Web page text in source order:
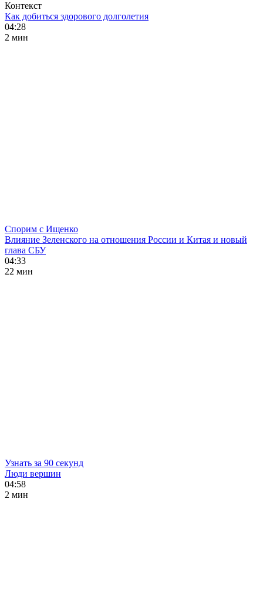
Контекст
Как добиться здорового долголетия
04:28
2 мин
Спорим с Ищенко
Влияние Зеленского на отношения России и Китая и новый
глава СБУ
04:33
22 мин
Узнать за 90 секунд
Люди вершин
04:58
2 мин